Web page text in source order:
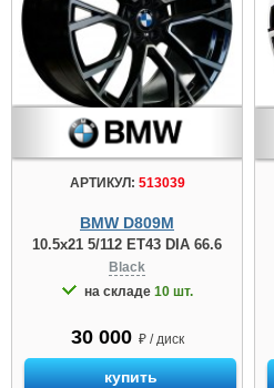
АРТИКУЛ: 513039
BMW D809М
10.5x21 5/112 ET43 DIA 66.6
Black
на складе 10 шт.
30 000 ₽ / диск
купить